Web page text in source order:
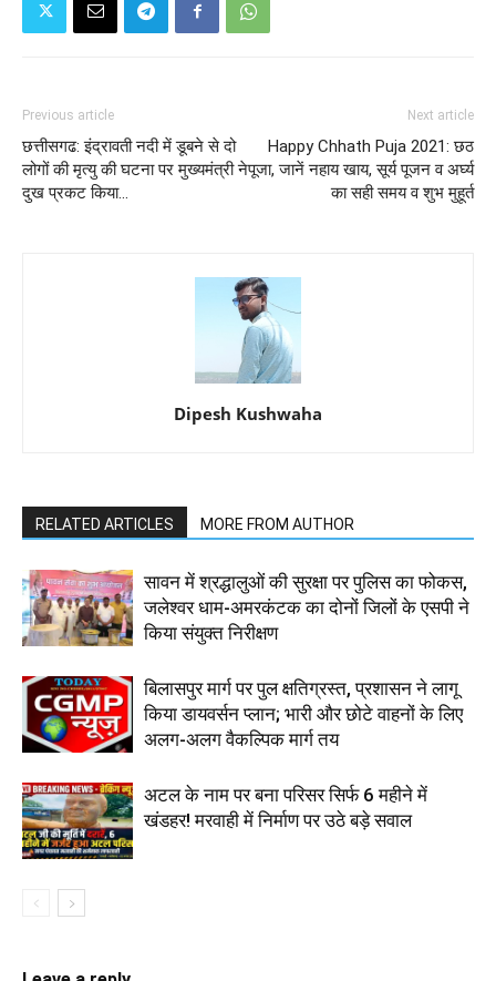
Previous article
छत्तीसगढ: इंद्रावती नदी में डूबने से दो
लोगों की मृत्यु की घटना पर मुख्यमंत्री ने
दुख प्रकट किया...
Next article
Happy Chhath Puja 2021: छठ
पूजा, जानें नहाय खाय, सूर्य पूजन व अर्घ्य
का सही समय व शुभ मुहूर्त
Dipesh Kushwaha
RELATED ARTICLES MORE FROM AUTHOR
सावन में श्रद्धालुओं की सुरक्षा पर पुलिस का फोकस,
जलेश्वर धाम-अमरकंटक का दोनों जिलों के एसपी ने
किया संयुक्त निरीक्षण
बिलासपुर मार्ग पर पुल क्षतिग्रस्त, प्रशासन ने लागू
किया डायवर्सन प्लान; भारी और छोटे वाहनों के लिए
अलग-अलग वैकल्पिक मार्ग तय
अटल के नाम पर बना परिसर सिर्फ 6 महीने में
खंडहर! मरवाही में निर्माण पर उठे बड़े सवाल